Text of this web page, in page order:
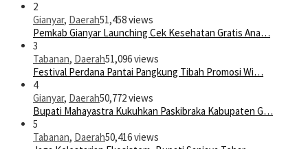
2
Gianyar, Daerah51,458 views
Pemkab Gianyar Launching Cek Kesehatan Gratis Ana…
3
Tabanan, Daerah51,096 views
Festival Perdana Pantai Pangkung Tibah Promosi Wi…
4
Gianyar, Daerah50,772 views
Bupati Mahayastra Kukuhkan Paskibraka Kabupaten G…
5
Tabanan, Daerah50,416 views